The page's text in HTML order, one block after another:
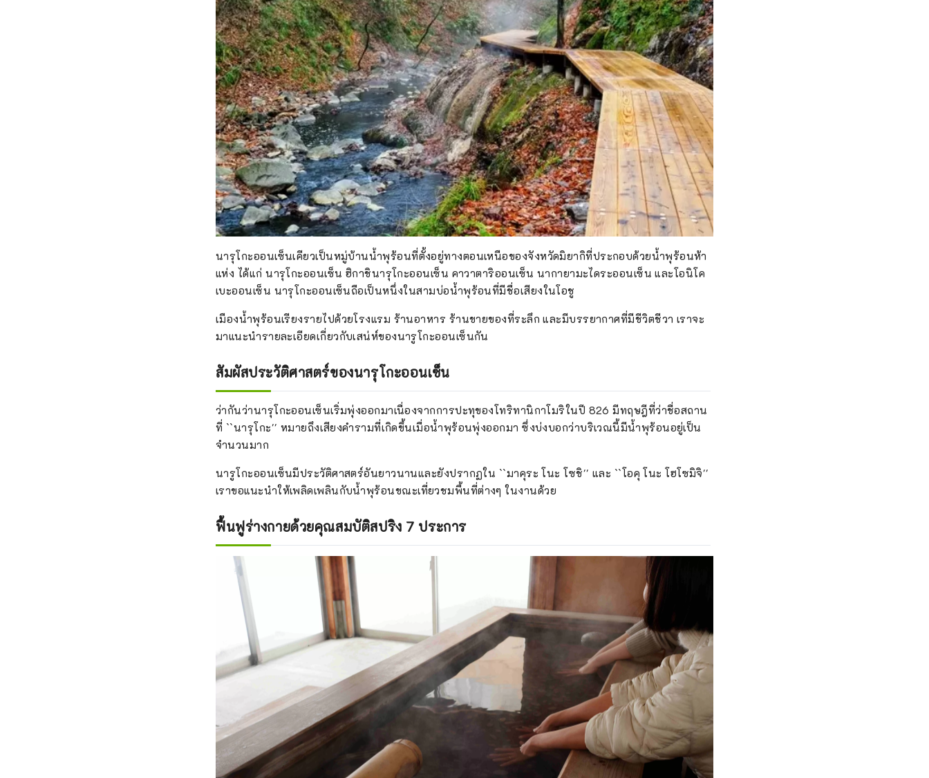
นารุโกะออนเซ็นเคียวเป็นหมู่บ้านน้ำพุร้อนที่ตั้งอยู่ทางตอนเหนือของจังหวัดมิยากิที่ประกอบด้วยน้ำพุร้อนห้า
แห่ง ได้แก่ นารุโกะออนเซ็น ฮิกาชินารุโกะออนเซ็น คาวาตาริออนเซ็น นากายามะไดระออนเซ็น และโอนิโค
เบะออนเซ็น นารุโกะออนเซ็นถือเป็นหนึ่งในสามบ่อน้ำพุร้อนที่มีชื่อเสียงในโอชู
เมืองน้ำพุร้อนเรียงรายไปด้วยโรงแรม ร้านอาหาร ร้านขายของที่ระลึก และมีบรรยากาศที่มีชีวิตชีวา เราจะ
มาแนะนำรายละเอียดเกี่ยวกับเสน่ห์ของนารูโกะออนเซ็นกัน
สัมผัสประวัติศาสตร์ของนารุโกะออนเซ็น
ว่ากันว่านารุโกะออนเซ็นเริ่มพุ่งออกมาเนื่องจากการปะทุของโทริทานิกาโมริในปี 826 มีทฤษฎีที่ว่าชื่อสถาน
ที่ ``นารุโกะ'' หมายถึงเสียงคำรามที่เกิดขึ้นเมื่อน้ำพุร้อนพุ่งออกมา ซึ่งบ่งบอกว่าบริเวณนี้มีน้ำพุร้อนอยู่เป็น
จำนวนมาก
นารูโกะออนเซ็นมีประวัติศาสตร์อันยาวนานและยังปรากฏใน ``มาคุระ โนะ โซชิ'' และ ``โอคุ โนะ โฮโซมิจิ''
เราขอแนะนำให้เพลิดเพลินกับน้ำพุร้อนขณะเที่ยวชมพื้นที่ต่างๆ ในงานด้วย
ฟื้นฟูร่างกายด้วยคุณสมบัติสปริง 7 ประการ